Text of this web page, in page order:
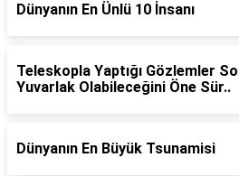
Dünyanın En Ünlü 10 İnsanı
Teleskopla Yaptığı Gözlemler
Yuvarlak Olabileceğini Öne Sür..
Dünyanın En Büyük Tsunamisi